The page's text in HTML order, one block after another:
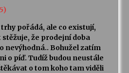
pořádá, ale co existují,
že prodejní doba
nevýhodná.. Bohužel zatím
o píď. Tudíž budou neustále
o tom koho tam viděli